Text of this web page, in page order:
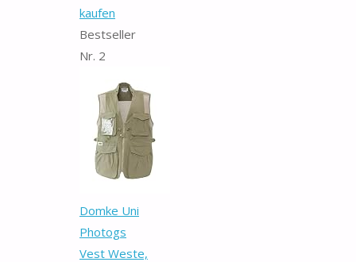
kaufen
Bestseller
Nr. 2
Domke Uni
Photogs
Vest Weste,